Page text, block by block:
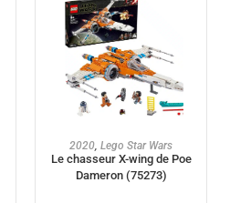
AJOUTER AU PANIER
2020, Lego Star Wars
Le chasseur X-wing de Poe
Dameron (75273)